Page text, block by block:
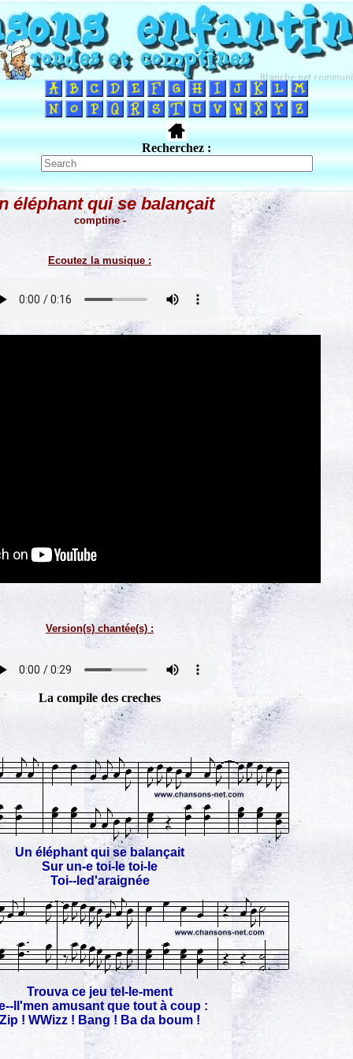
Recherchez :
éléphant qui se balançait
comptine -
Ecoutez la musique :
Version(s) chantée(s) :
La compile des creches
Un éléphant qui se balançait
Sur un-e toi-le toi-le
Toi--led'araignée
Trouva ce jeu tel-le-ment
ll'men amusant que tout à coup :
Zip ! WWizz ! Bang ! Ba da boum !